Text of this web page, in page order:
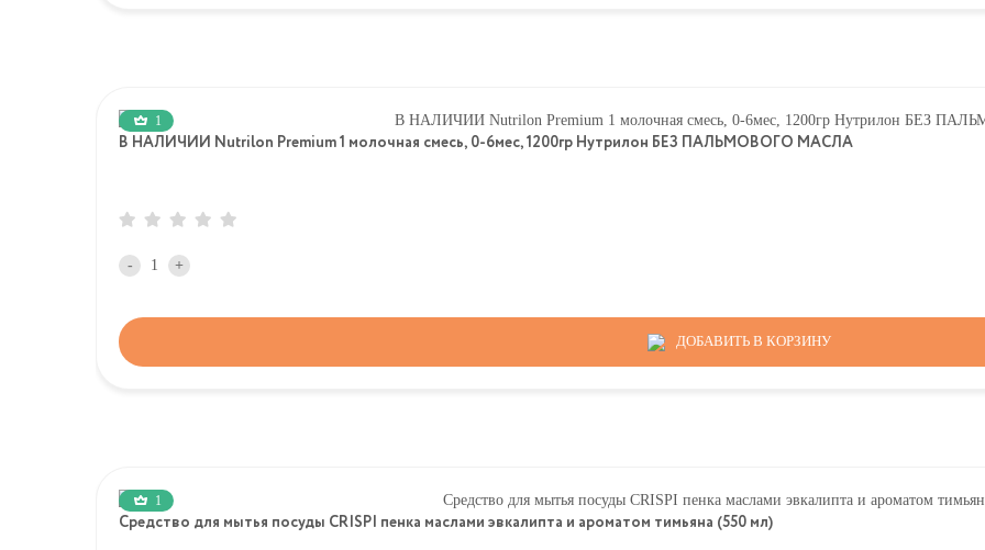
1
В НАЛИЧИИ Nutrilon Premium 1 молочная смесь, 0-6мес, 1200гр Нутрилон БЕЗ ПАЛЬМОВОГО МАСЛА
- +
ДОБАВИТЬ В КОРЗИНУ
1
Средство для мытья посуды CRISPI пенка маслами эвкалипта и ароматом тимьяна (550 мл)